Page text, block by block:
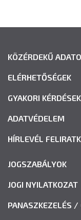
KÖZÉRDEKŰ
ELÉRHETŐSÉGEK
GYAKORI KÉRDÉSEK
ADATVÉDELEM
HÍRLEVÉL
JOGSZABÁLYOK
JOGI NYILATKOZAT
PANASZKEZELÉS /